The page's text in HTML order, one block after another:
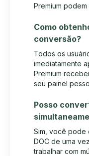
Premium
Como
conversão?
Todos os
imediatamente
Premium
seu painel
Posso
Sim, você pode
DOC de uma
trabalhar com